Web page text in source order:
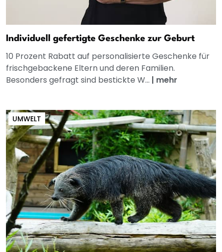
Individuell gefertigte Geschenke zur Geburt
10 Prozent Rabatt auf personalisierte Geschenke für
frischgebackene Eltern und deren Familien.
Besonders gefragt sind bestickte W... | mehr
UMWELT